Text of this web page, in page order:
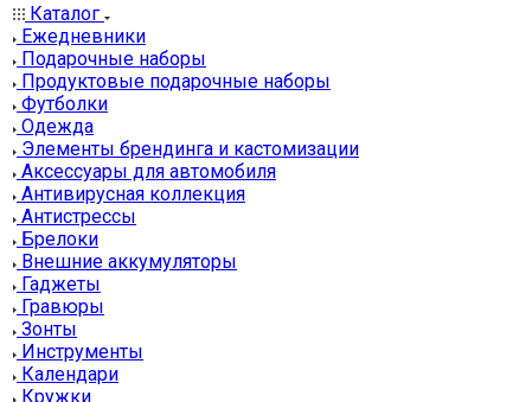
Каталог
Ежедневники
Подарочные наборы
Продуктовые подарочные наборы
Футболки
Одежда
Элементы брендинга и кастомизации
Аксессуары для автомобиля
Антивирусная коллекция
Антистрессы
Брелоки
Внешние аккумуляторы
Гаджеты
Гравюры
Зонты
Инструменты
Календари
Кружки